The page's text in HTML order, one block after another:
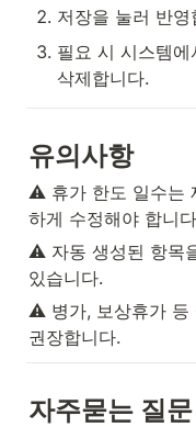
저장을 눌러 반영
필요 시 시스템
삭제합니다.
유의사항
⚠️ 휴가 한도 일수는
하게 수정해야 합니
⚠️ 자동 생성된 항목
있습니다.
⚠️ 병가, 보상휴가 등
권장합니다.
자주묻는 질문